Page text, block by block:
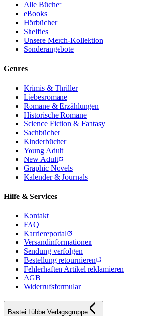
Alle Bücher
eBooks
Hörbücher
Shelfies
Unsere Merch-Kollektion
Sonderangebote
Genres
Krimis & Thriller
Liebesromane
Romane & Erzählungen
Historische Romane
Science Fiction & Fantasy
Sachbücher
Kinderbücher
Young Adult
New Adult
Graphic Novels
Kalender & Journals
Hilfe & Services
Kontakt
FAQ
Karriereportal
Versandinformationen
Sendung verfolgen
Bestellung retournieren
Fehlerhaften Artikel reklamieren
AGB
Widerrufsformular
Bastei Lübbe Verlagsgruppe